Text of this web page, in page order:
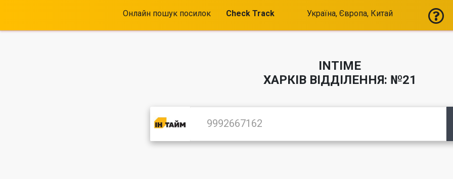
Онлайн пошук посилок Check Track Україна, Європа, Китай
INTIME
ХАРКІВ ВІДДІЛЕННЯ: №21